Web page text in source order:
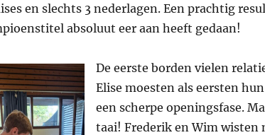
en slechts 3 nederlagen. Een prachtig
absoluut eer aan heeft gedaan!
De eerste borden vielen
Elise moesten als eersten
een scherpe openingsfase.
taai! Frederik en Wim wisten